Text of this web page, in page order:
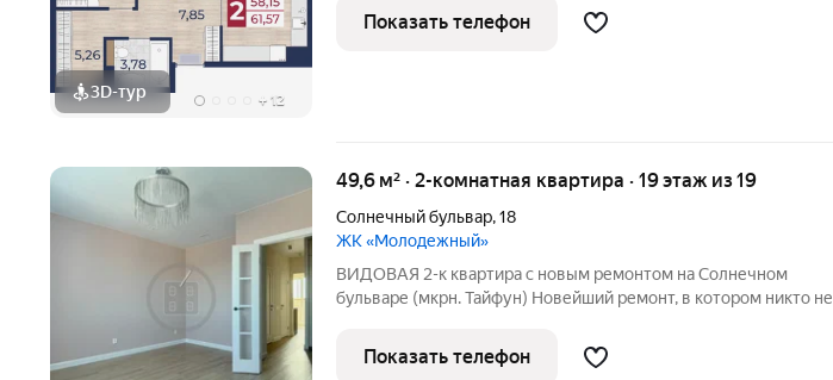
3D-тур + 12
Показать телефон
49,6 м² · 2-комнатная квартира · 19 этаж из 19
Солнечный бульвар,18
ЖК «Молодежный»
ВИДОВАЯ 2-к квартира с новым ремонтом на Солнечном
бульваре (мкрн. Тайфун) Новейший ремонт, в котором никто не
пыльные работы уже сделаны за вас. Вам остается самое
приятное - подобрать
Показать телефон